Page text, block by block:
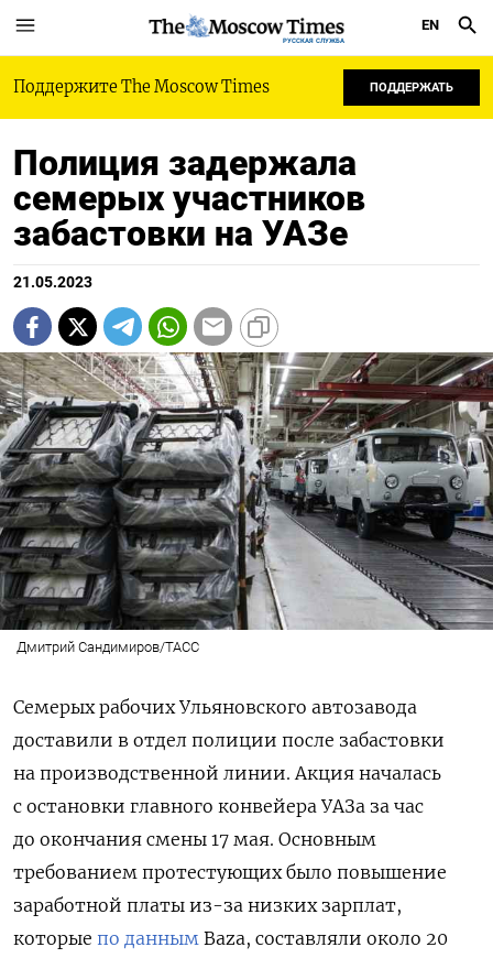
РУССКАЯ СЛУЖБА
EN
Поддержите The Moscow Times ПОДДЕРЖАТЬ
Полиция задержала
семерых участников
забастовки на УАЗе
21.05.2023
Дмитрий Сандимиров/ТАСС
Семерых рабочих Ульяновского автозавода
доставили в отдел полиции после забастовки
на производственной линии. Акция началась
с остановки главного конвейера УАЗа за час
до окончания смены 17 мая. Основным
требованием протестующих было повышение
заработной платы из-за низких зарплат,
которые по данным Baza, составляли около 20